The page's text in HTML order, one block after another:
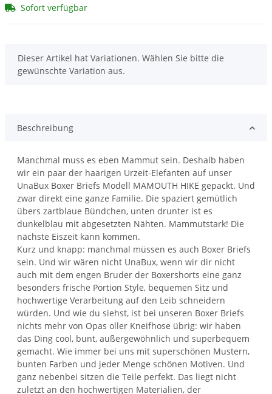
Sofort verfügbar
x
Dieser Artikel hat Variationen. Wählen Sie bitte die
gewünschte Variation aus.
Beschreibung
Manchmal muss es eben Mammut sein. Deshalb haben
wir ein paar der haarigen Urzeit-Elefanten auf unser
UnaBux Boxer Briefs Modell MAMOUTH HIKE gepackt. Und
zwar direkt eine ganze Familie. Die spaziert gemütlich
übers zartblaue Bündchen, unten drunter ist es
dunkelblau mit abgesetzten Nähten. Mammutstark! Die
nächste Eiszeit kann kommen.
Kurz und knapp: manchmal müssen es auch Boxer Briefs
sein. Und wir wären nicht UnaBux, wenn wir dir nicht
auch mit dem engen Bruder der Boxershorts eine ganz
besonders frische Portion Style, bequemen Sitz und
hochwertige Verarbeitung auf den Leib schneidern
würden. Und wie du siehst, ist bei unseren Boxer Briefs
nichts mehr von Opas oller Kneifhose übrig: wir haben
das Ding cool, bunt, außergewöhnlich und superbequem
gemacht. Wie immer bei uns mit superschönen Mustern,
bunten Farben und jeder Menge schönen Motiven. Und
ganz nebenbei sitzen die Teile perfekt. Das liegt nicht
zuletzt an den hochwertigen Materialien, der